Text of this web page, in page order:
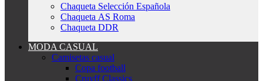
Chaqueta Selección Española
Chaqueta AS Roma
Chaqueta DDR
MODA CASUAL
Camisetas casual
Copa football
Cruyff Classics